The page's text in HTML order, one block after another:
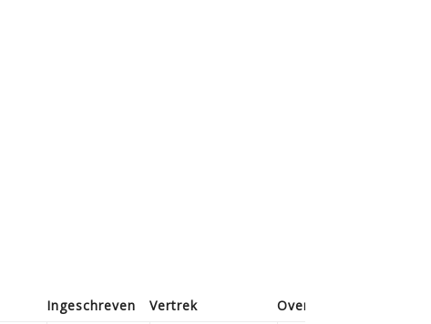
Ingeschreven Vertrek Overleden